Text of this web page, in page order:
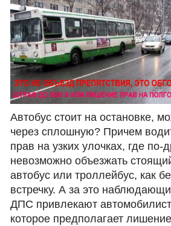
Автобус стоит на остановке,
через сплошную? Причем
прав на узких улочках, где по-
невозможно объезжать
автобус или троллейбус, как
встречку. А за это
ДПС привлекают
которое предполагает